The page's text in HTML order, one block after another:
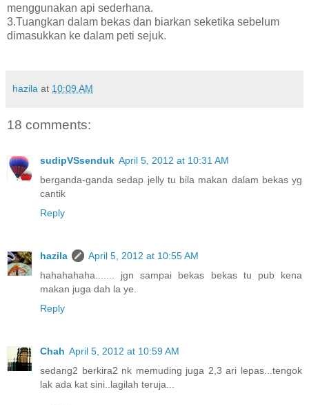
menggunakan api sederhana.
3.Tuangkan dalam bekas dan biarkan seketika sebelum
dimasukkan ke dalam peti sejuk.
hazila at 10:09 AM
18 comments:
sudipVSsenduk April 5, 2012 at 10:31 AM
berganda-ganda sedap jelly tu bila makan dalam bekas yg
cantik
Reply
hazila
April 5, 2012 at 10:55 AM
hahahahaha....... jgn sampai bekas bekas tu pub kena
makan juga dah la ye.
Reply
Chah April 5, 2012 at 10:59 AM
sedang2 berkira2 nk memuding juga 2,3 ari lepas...tengok
lak ada kat sini..lagilah teruja...